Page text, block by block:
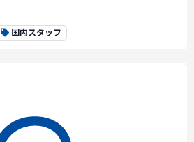
国内スタッフ